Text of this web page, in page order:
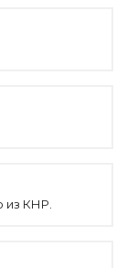
из КНР.